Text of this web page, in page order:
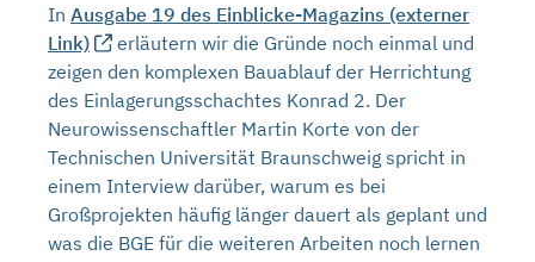
In Ausgabe 19 des Einblicke-Magazins (externer
Link)
erläutern wir die Gründe noch einmal und
zeigen den komplexen Bauablauf der Herrichtung
des Einlagerungsschachtes Konrad 2. Der
Neurowissenschaftler Martin Korte von der
Technischen Universität Braunschweig spricht in
einem Interview darüber, warum es bei
Großprojekten häufig länger dauert als geplant und
was die BGE für die weiteren Arbeiten noch lernen